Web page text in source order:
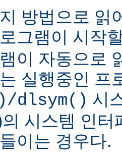
방법으로 읽
그램이 시작
이 자동으로
실행중인 프
dlsym() 시
시스템 인
이는 경우다.